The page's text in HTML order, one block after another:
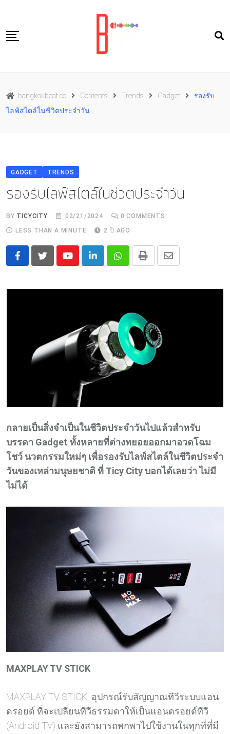
content
Food
TH
bangkokbeat.co Contents Trends Gadget
รองรับ
ไลฟ์สไตล์ในชีวิตประจำวัน
GADGET TRENDS
รองรับไลฟ์สไตล์ในชีวิตประจำวัน
BY TICYCITY 02/21/2024 0 COMMENTS
LESS THAN A MINUTE
2 ปี AGO
YoutubeLinkedInWhatsapp
Print
Share
Email
กลายเป็นสิ่งจำเป็นในชีวิตประจำวันไปแล้วสำหรับ
บรรดา Gadget ทั้งหลายที่ต่างทยอยออกมาอวดโฉม
โชว์ นวตกรรมใหม่ๆ เพื่อรองรับไลฟ์สไตล์ในชีวิตประจำ
วันของเหล่ามนุษยชาติ ที่ Ticy City บอกได้เลยว่า ไม่มี
ไม่ได้
MAXPLAY TV STICK
MAXPLAY TV STICK อุปกรณ์รับสัญญาณทีวีระบบแอน
ดรอยด์ ที่จะเปลี่ยนทีวีธรรมดาให้เป็นแอนดรอยด์ทีวี
(Android TV) และยังสามารถพกพาไปใช้งานในทุกที่ที่มี